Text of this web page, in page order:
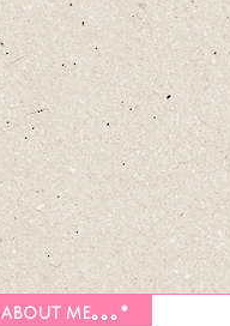
about me｡｡｡*